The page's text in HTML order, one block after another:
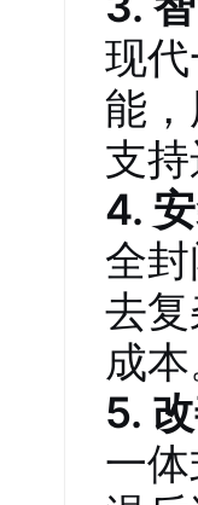
现
能
支
4.
全
去
成
5.
一